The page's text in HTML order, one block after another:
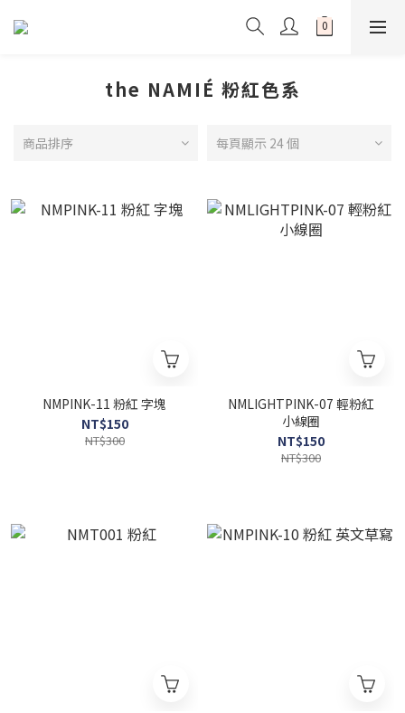
the NAMIÉ 粉紅色系
商品排序 每頁顯示 24 個
NMPINK-11 粉紅 字塊
NT$150
NT$300
NMLIGHTPINK-07 輕粉紅
小線圈
NT$150
NT$300